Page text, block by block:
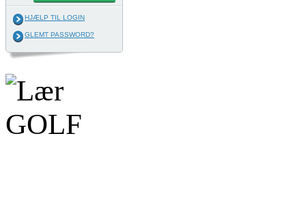
HJÆLP TIL LOGIN
GLEMT PASSWORD?